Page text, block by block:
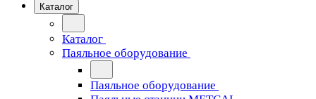
Каталог
Каталог
Паяльное оборудование
Паяльное оборудование